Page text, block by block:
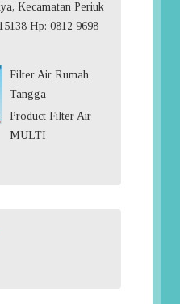
Kecamatan Periuk
Hp: 0812 9698
Filter Air Rumah
Tangga
Product Filter Air
MULTI